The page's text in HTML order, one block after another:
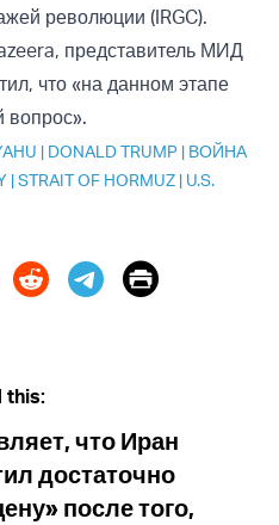
революции (IRGC).
представитель МИД
что «на данном этапе
| DONALD TRUMP | ВОЙНА
|STRAIT OF HORMUZ | U.S.
Print
this:
что Иран
достаточно
после того,